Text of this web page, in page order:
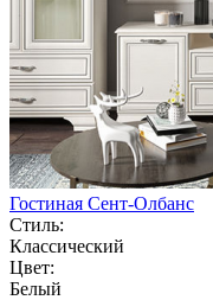
Гостиная Сент-Олбанс
Стиль:
Классический
Цвет:
Белый